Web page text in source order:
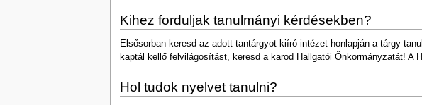
Kihez forduljak tanulmányi kérdésekben?
Elsősorban keresd az adott tantárgyot kiíró intézet honlapján a tárgy
kaptál kellő felvilágosítást, keresd a karod Hallgatói Önkormányzatát! A
Hol tudok nyelvet tanulni?